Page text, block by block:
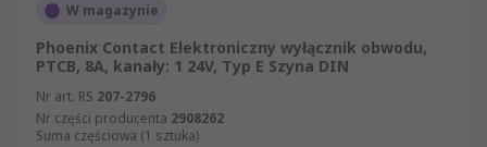
W magazynie
Phoenix Contact Elektroniczny wyłącznik obwodu,
PTCB, 8A, kanały: 1 24V, Typ E Szyna DIN
Nr art. RS 207-2796
Nr części producenta 2908262
Suma częściowa (1 sztuka)